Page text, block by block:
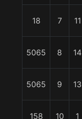
18 7 11
5065 8 14
5065 9 13
158 10 1